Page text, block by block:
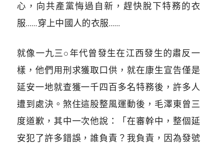
心，向共產黨悔過自新，趕快脫下特務的衣
服……穿上中國人的衣服……
就像一九三○年代曾發生在江西發生的肅反一
樣，他們用刑求獲取口供，就在康生宣告僅是
延安一地就查獲一千四百多名特務後，許多人
遭到處決。煞住這股整風運動後，毛澤東曾三
度道歉，其中一次他說：「在審幹中，整個延
安犯了許多錯誤，誰負責？我負責，因為發號